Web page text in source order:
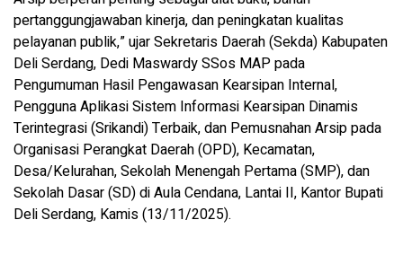
pertanggungjawaban kinerja, dan peningkatan kualitas
pelayanan publik,” ujar Sekretaris Daerah (Sekda) Kabupaten
Deli Serdang, Dedi Maswardy SSos MAP pada
Pengumuman Hasil Pengawasan Kearsipan Internal,
Pengguna Aplikasi Sistem Informasi Kearsipan Dinamis
Terintegrasi (Srikandi) Terbaik, dan Pemusnahan Arsip pada
Organisasi Perangkat Daerah (OPD), Kecamatan,
Desa/Kelurahan, Sekolah Menengah Pertama (SMP), dan
Sekolah Dasar (SD) di Aula Cendana, Lantai II, Kantor Bupati
Deli Serdang, Kamis (13/11/2025).